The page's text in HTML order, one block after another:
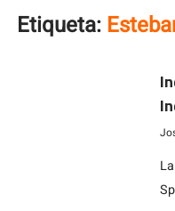
Etiqueta: